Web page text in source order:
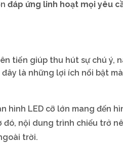
đáp ứng linh hoạt mọi yêu
tiến giúp thu hút sự chú ý,
là những lợi ích nổi bật
hình LED cỡ lớn mang đến
đó, nội dung trình chiếu trở
trời.